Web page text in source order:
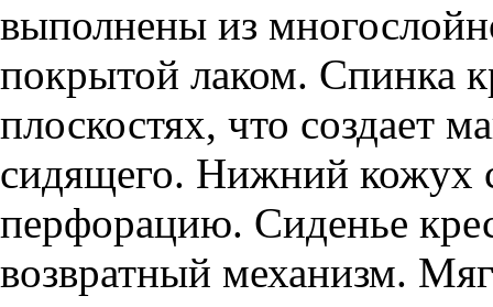
выполнены из
покрытой лаком. Спинка
плоскостях, что создает
сидящего. Нижний кожух
перфорацию. Сиденье
возвратный механизм.